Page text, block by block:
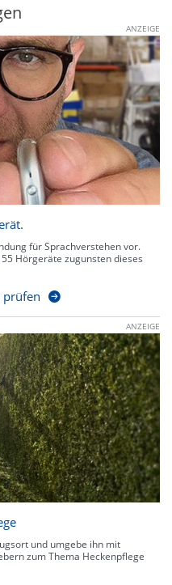
ANZEIGE
für Sprachverstehen vor.
Hörgeräte zugunsten dieses
prüfen
ANZEIGE
und umgebe ihn mit
zum Thema Heckenpflege